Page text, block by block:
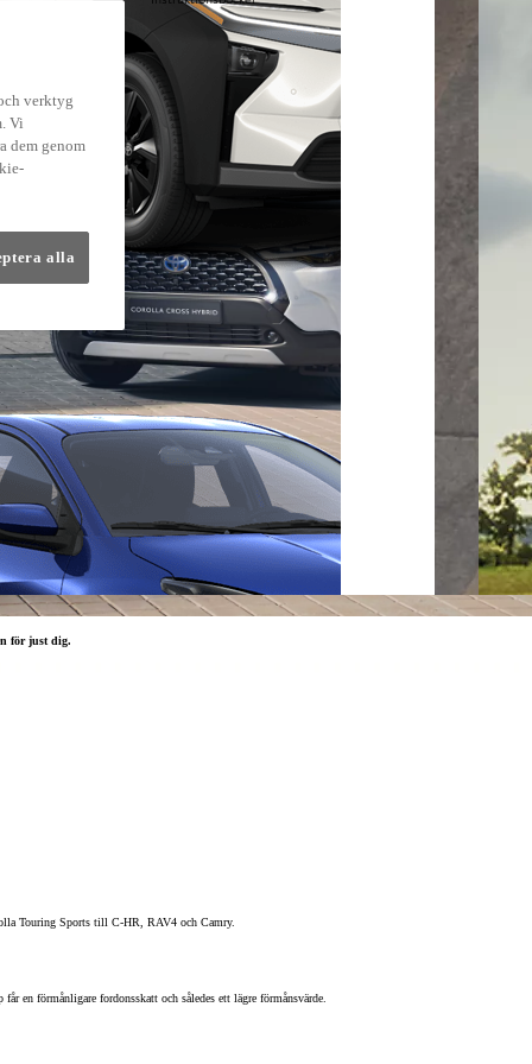
för just dig.
Touring Sports till C-HR, RAV4 och Camry.
en förmånligare fordonsskatt och således ett lägre förmånsvärde.
verktyg
Vi
dem genom
alla